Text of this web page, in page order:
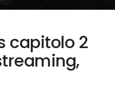
capitolo 2